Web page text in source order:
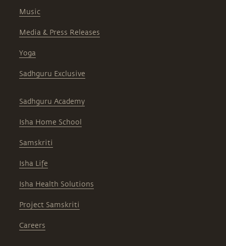
Music
Media & Press Releases
Yoga
Sadhguru Exclusive
Sadhguru Academy
Isha Home School
Samskriti
Isha Life
Isha Health Solutions
Project Samskriti
Careers